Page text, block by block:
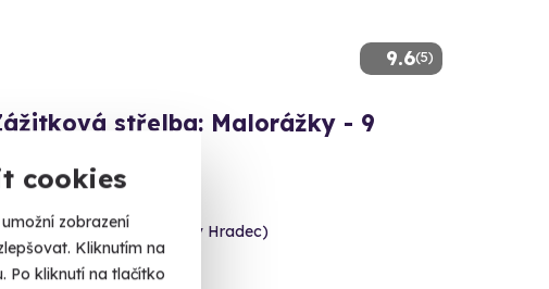
cookies
zobrazení
Kliknutím na
Po kliknutí na tlačítko
9.6(5)
střelba: Malorážky - 9
celkem 72 nábojů!
Dačice (okres Jindřichův Hradec)
(+ 27 dalších lokalit)